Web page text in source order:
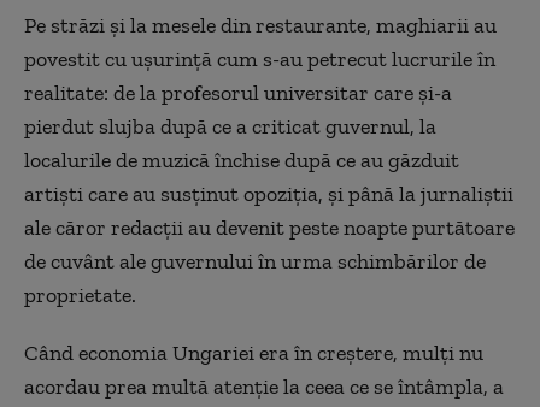
Pe străzi și la mesele din restaurante, maghiarii au
povestit cu ușurință cum s-au petrecut lucrurile în
realitate: de la profesorul universitar care și-a
pierdut slujba după ce a criticat guvernul, la
localurile de muzică închise după ce au găzduit
artiști care au susținut opoziția, și până la jurnaliștii
ale căror redacții au devenit peste noapte purtătoare
de cuvânt ale guvernului în urma schimbărilor de
proprietate.
Când economia Ungariei era în creștere, mulți nu
acordau prea multă atenție la ceea ce se întâmpla, a